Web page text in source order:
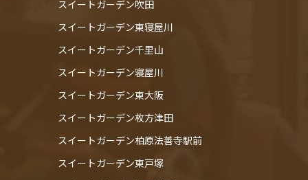
スイートガーデン吹田
スイートガーデン東寝屋川
スイートガーデン千里山
スイートガーデン寝屋川
スイートガーデン東大阪
スイートガーデン枚方津田
スイートガーデン柏原法善寺駅前
スイートガーデン東戸塚